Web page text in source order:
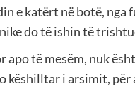
e katërt në botë, nga
do të ishin të
të mesëm, nuk
këshilltar i arsimit, për